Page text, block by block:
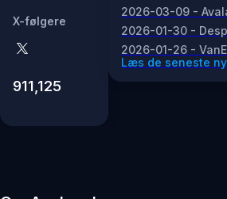
X-følgere
911,125
2026-03-09 -
2026-01-30 -
2026-01-26 -
Læs de seneste